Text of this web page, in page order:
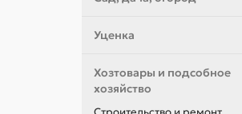
Уценка
Хозтовары и подсобное
хозяйство